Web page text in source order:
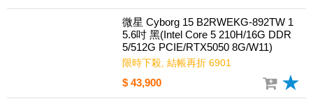
微星 Cyborg 15 B2RWEKG-892TW 1
5.6吋 黑(Intel Core 5 210H/16G DDR
5/512G PCIE/RTX5050 8G/W11)
限時下殺, 結帳再折 6901
$ 43,900